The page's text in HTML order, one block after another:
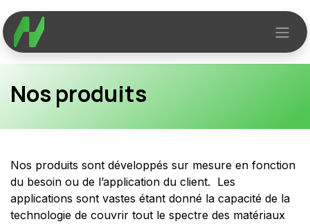
Nos produits
Nos produits sont développés sur mesure en fonction
du besoin ou de l’application du client. Les
applications sont vastes étant donné la capacité de la
technologie de couvrir tout le spectre des matériaux